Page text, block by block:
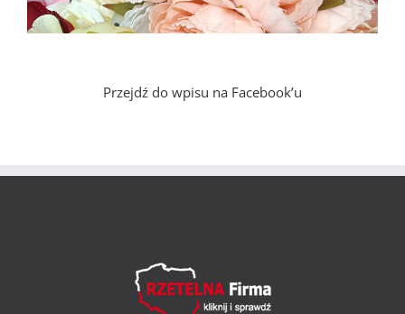
Przejdź do wpisu na Facebook’u